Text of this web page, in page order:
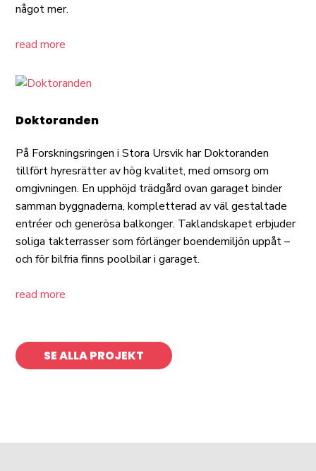
något mer.
read more
Doktoranden
På Forskningsringen i Stora Ursvik har Doktoranden
tillfört hyresrätter av hög kvalitet, med omsorg om
omgivningen. En upphöjd trädgård ovan garaget binder
samman byggnaderna, kompletterad av väl gestaltade
entréer och generösa balkonger. Taklandskapet erbjuder
soliga takterrasser som förlänger boendemiljön uppåt –
och för bilfria finns poolbilar i garaget.
read more
SE ALLA PROJEKT